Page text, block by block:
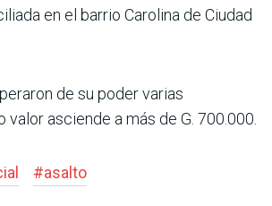
en el barrio Carolina de Ciudad
de su poder varias
valor asciende a más de G. 700.000.
#asalto